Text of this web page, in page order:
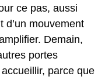
ce pas, aussi
d’un mouvement
Demain,
portes
parce que